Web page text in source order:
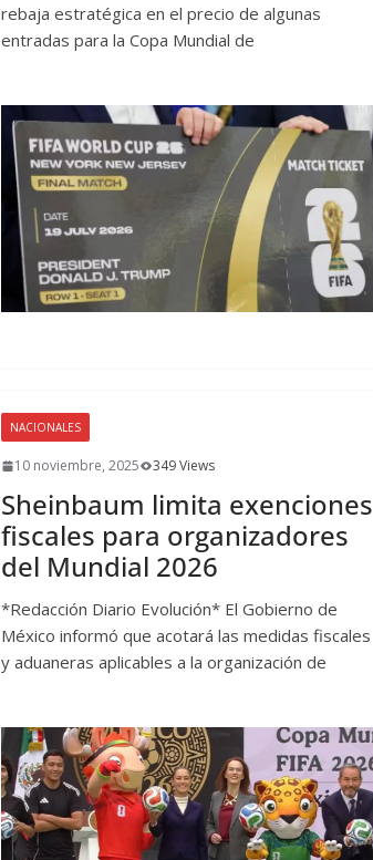
rebaja estratégica en el precio de algunas
entradas para la Copa Mundial de
NACIONALES
10 noviembre, 2025 349 Views
Sheinbaum limita exenciones
fiscales para organizadores
del Mundial 2026
*Redacción Diario Evolución* El Gobierno de
México informó que acotará las medidas fiscales
y aduaneras aplicables a la organización de